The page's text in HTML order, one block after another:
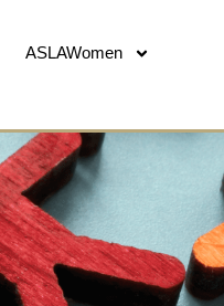
ASLAWomen